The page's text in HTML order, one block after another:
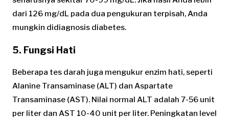
dari 126 mg/dL pada dua pengukuran terpisah, Anda
mungkin didiagnosis diabetes.
5. Fungsi Hati
Beberapa tes darah juga mengukur enzim hati, seperti
Alanine Transaminase (ALT) dan Aspartate
Transaminase (AST). Nilai normal ALT adalah 7-56 unit
per liter dan AST 10-40 unit per liter. Peningkatan level